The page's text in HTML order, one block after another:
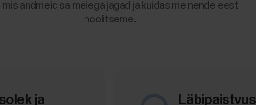
mis andmeid sa meiega jagad ja kuidas me nende eest
hoolitseme.
ja
Läbipaistvus